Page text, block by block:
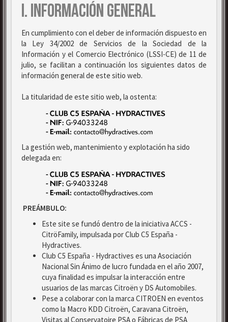
I. INFORMACIÓN GENERAL
En cumplimiento con el deber de información dispuesto en
la Ley 34/2002 de Servicios de la Sociedad de la
Información y el Comercio Electrónico (LSSI-CE) de 11 de
julio, se facilitan a continuación los siguientes datos de
información general de este sitio web.
La titularidad de este sitio web, la ostenta:
La gestión web, mantenimiento y explotación ha sido
delegada en:
PREÁMBULO:
Este site se fundó dentro de la iniciativa ACCS -
CitröFamily, impulsada por Club C5 España -
Hydractives.
Club C5 España - Hydractives es una Asociación
Nacional Sin Ánimo de lucro fundada en el año 2007,
cuya finalidad es impulsar la interacción entre
usuarios de las marcas Citroën y DS Automobiles.
Pese a colaborar con la marca CITROEN en eventos
como la Macro KDD Citroën, Caravana Citroën,
Visitas al Conservatoire PSA o Fábricas de PSA